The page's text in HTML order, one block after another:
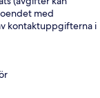
med
kontaktuppgifterna i